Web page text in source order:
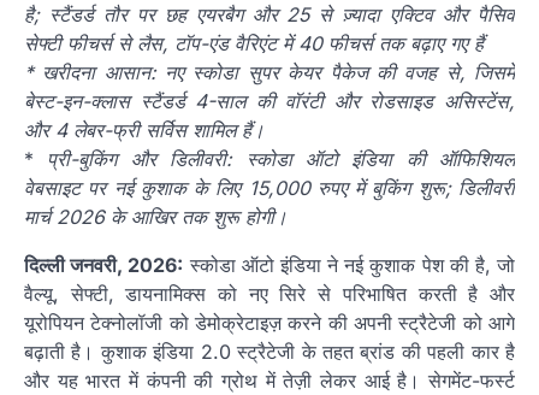
है; स्टैंडर्ड तौर पर छह एयरबैग और 25 से ज़्यादा एक्टिव और पैसिव
सेफ्टी फीचर्स से लैस, टॉप-एंड वैरिएंट में 40 फीचर्स तक बढ़ाए गए हैं
* खरीदना आसान: नए स्कोडा सुपर केयर पैकेज की वजह से, जिसमें
बेस्ट-इन-क्लास स्टैंडर्ड 4-साल की वॉरंटी और रोडसाइड असिस्टेंस,
और 4 लेबर-फ्री सर्विस शामिल हैं।
* प्री-बुकिंग और डिलीवरी: स्कोडा ऑटो इंडिया की ऑफिशियल
वेबसाइट पर नई कुशाक के लिए 15,000 रुपए में बुकिंग शुरू; डिलीवरी
मार्च 2026 के आखिर तक शुरू होगी।
दिल्ली जनवरी, 2026: स्कोडा ऑटो इंडिया ने नई कुशाक पेश की है, जो
वैल्यू, सेफ्टी, डायनामिक्स को नए सिरे से परिभाषित करती है और
यूरोपियन टेक्नोलॉजी को डेमोक्रेटाइज़ करने की अपनी स्ट्रैटेजी को आगे
बढ़ाती है। कुशाक इंडिया 2.0 स्ट्रैटेजी के तहत ब्रांड की पहली कार है
और यह भारत में कंपनी की ग्रोथ में तेज़ी लेकर आई है। सेगमेंट-फर्स्ट